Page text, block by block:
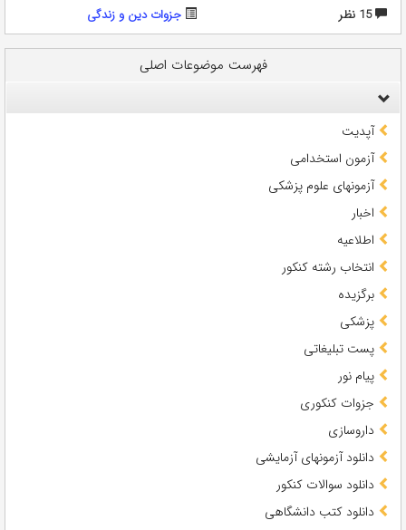
15 نظر
جزوات دین و زندگی
فهرست موضوعات اصلی
آپدیت
آزمون استخدامی
آزمونهای علوم پزشکی
اخبار
اطلاعیه
انتخاب رشته کنکور
برگزیده
پزشکی
پست تبلیغاتی
پیام نور
جزوات کنکوری
داروسازی
دانلود آزمونهای آزمایشی
دانلود سوالات کنکور
دانلود کتب دانشگاهی